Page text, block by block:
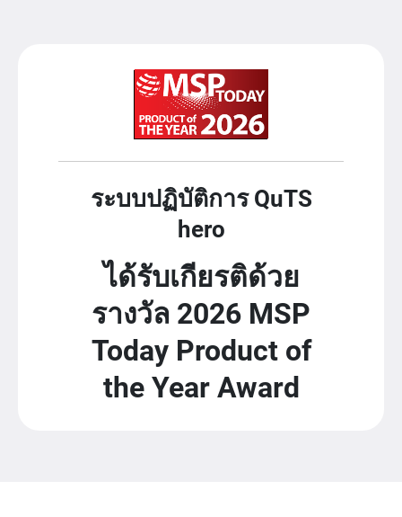
ระบบปฏิบัติการ QuTS
hero
ได้รับเกียรติด้วย
รางวัล 2026 MSP
Today Product of
the Year Award